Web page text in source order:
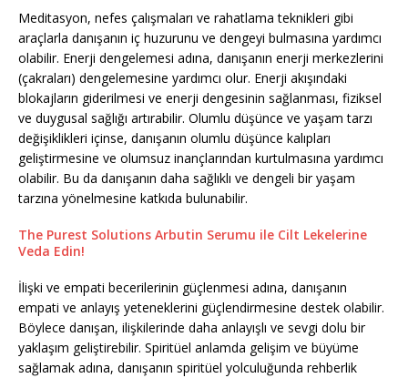
Meditasyon, nefes çalışmaları ve rahatlama teknikleri gibi
araçlarla danışanın iç huzurunu ve dengeyi bulmasına yardımcı
olabilir. Enerji dengelemesi adına, danışanın enerji merkezlerini
(çakraları) dengelemesine yardımcı olur. Enerji akışındaki
blokajların giderilmesi ve enerji dengesinin sağlanması, fiziksel
ve duygusal sağlığı artırabilir. Olumlu düşünce ve yaşam tarzı
değişiklikleri içinse, danışanın olumlu düşünce kalıpları
geliştirmesine ve olumsuz inançlarından kurtulmasına yardımcı
olabilir. Bu da danışanın daha sağlıklı ve dengeli bir yaşam
tarzına yönelmesine katkıda bulunabilir.
The Purest Solutions Arbutin Serumu ile Cilt Lekelerine
Veda Edin!
İlişki ve empati becerilerinin güçlenmesi adına, danışanın
empati ve anlayış yeteneklerini güçlendirmesine destek olabilir.
Böylece danışan, ilişkilerinde daha anlayışlı ve sevgi dolu bir
yaklaşım geliştirebilir. Spiritüel anlamda gelişim ve büyüme
sağlamak adına, danışanın spiritüel yolculuğunda rehberlik